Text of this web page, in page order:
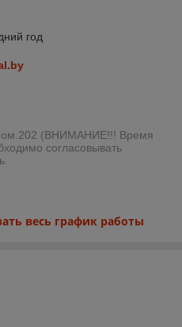
год
(ВНИМАНИЕ!!! Время
согласовывать
весь график работы